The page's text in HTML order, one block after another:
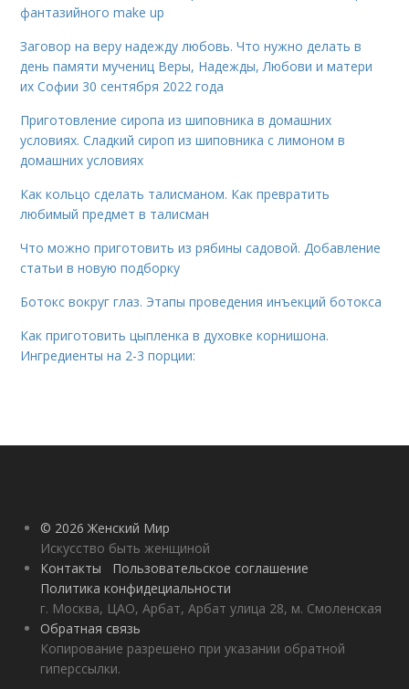
фантазийного make up
Заговор на веру надежду любовь. Что нужно делать в
день памяти мучениц Веры, Надежды, Любови и матери
их Софии 30 сентября 2022 года
Приготовление сиропа из шиповника в домашних
условиях. Сладкий сироп из шиповника с лимоном в
домашних условиях
Как кольцо сделать талисманом. Как превратить
любимый предмет в талисман
Что можно приготовить из рябины садовой. Добавление
статьи в новую подборку
Ботокс вокруг глаз. Этапы проведения инъекций ботокса
Как приготовить цыпленка в духовке корнишона.
Ингредиенты на 2-3 порции:
© 2026 Женский Мир
Искусство быть женщиной
Контакты
Пользовательское соглашение
Политика конфидециальности
г. Москва, ЦАО, Арбат, Арбат улица 28, м. Смоленская
Обратная связь
Копирование разрешено при указании обратной
гиперссылки.